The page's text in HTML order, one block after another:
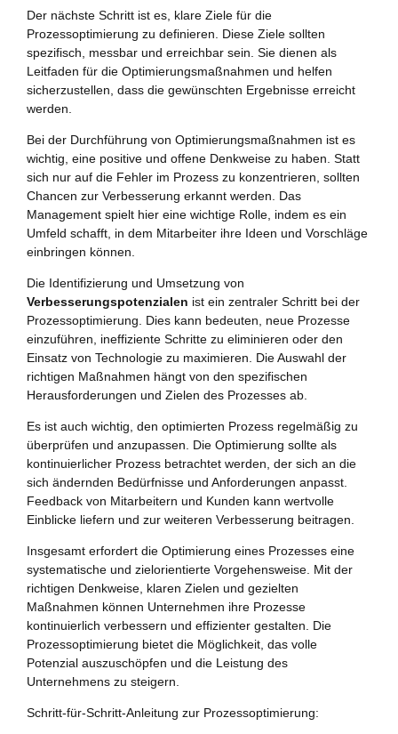
Der nächste Schritt ist es, klare Ziele für die
Prozessoptimierung zu definieren. Diese Ziele sollten
spezifisch, messbar und erreichbar sein. Sie dienen als
Leitfaden für die Optimierungsmaßnahmen und helfen
sicherzustellen, dass die gewünschten Ergebnisse erreicht
werden.
Bei der Durchführung von Optimierungsmaßnahmen ist es
wichtig, eine positive und offene Denkweise zu haben. Statt
sich nur auf die Fehler im Prozess zu konzentrieren, sollten
Chancen zur Verbesserung erkannt werden. Das
Management spielt hier eine wichtige Rolle, indem es ein
Umfeld schafft, in dem Mitarbeiter ihre Ideen und Vorschläge
einbringen können.
Die Identifizierung und Umsetzung von
Verbesserungspotenzialen ist ein zentraler Schritt bei der
Prozessoptimierung. Dies kann bedeuten, neue Prozesse
einzuführen, ineffiziente Schritte zu eliminieren oder den
Einsatz von Technologie zu maximieren. Die Auswahl der
richtigen Maßnahmen hängt von den spezifischen
Herausforderungen und Zielen des Prozesses ab.
Es ist auch wichtig, den optimierten Prozess regelmäßig zu
überprüfen und anzupassen. Die Optimierung sollte als
kontinuierlicher Prozess betrachtet werden, der sich an die
sich ändernden Bedürfnisse und Anforderungen anpasst.
Feedback von Mitarbeitern und Kunden kann wertvolle
Einblicke liefern und zur weiteren Verbesserung beitragen.
Insgesamt erfordert die Optimierung eines Prozesses eine
systematische und zielorientierte Vorgehensweise. Mit der
richtigen Denkweise, klaren Zielen und gezielten
Maßnahmen können Unternehmen ihre Prozesse
kontinuierlich verbessern und effizienter gestalten. Die
Prozessoptimierung bietet die Möglichkeit, das volle
Potenzial auszuschöpfen und die Leistung des
Unternehmens zu steigern.
Schritt-für-Schritt-Anleitung zur Prozessoptimierung: